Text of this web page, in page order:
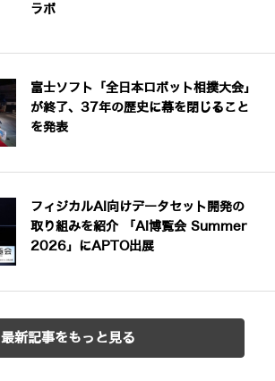
ラボ
富士ソフト「全日本ロボット相撲大会」
が終了、37年の歴史に幕を閉じること
を発表
フィジカルAI向けデータセット開発の
取り組みを紹介 「AI博覧会 Summer
2026」にAPTO出展
最新記事をもっと見る